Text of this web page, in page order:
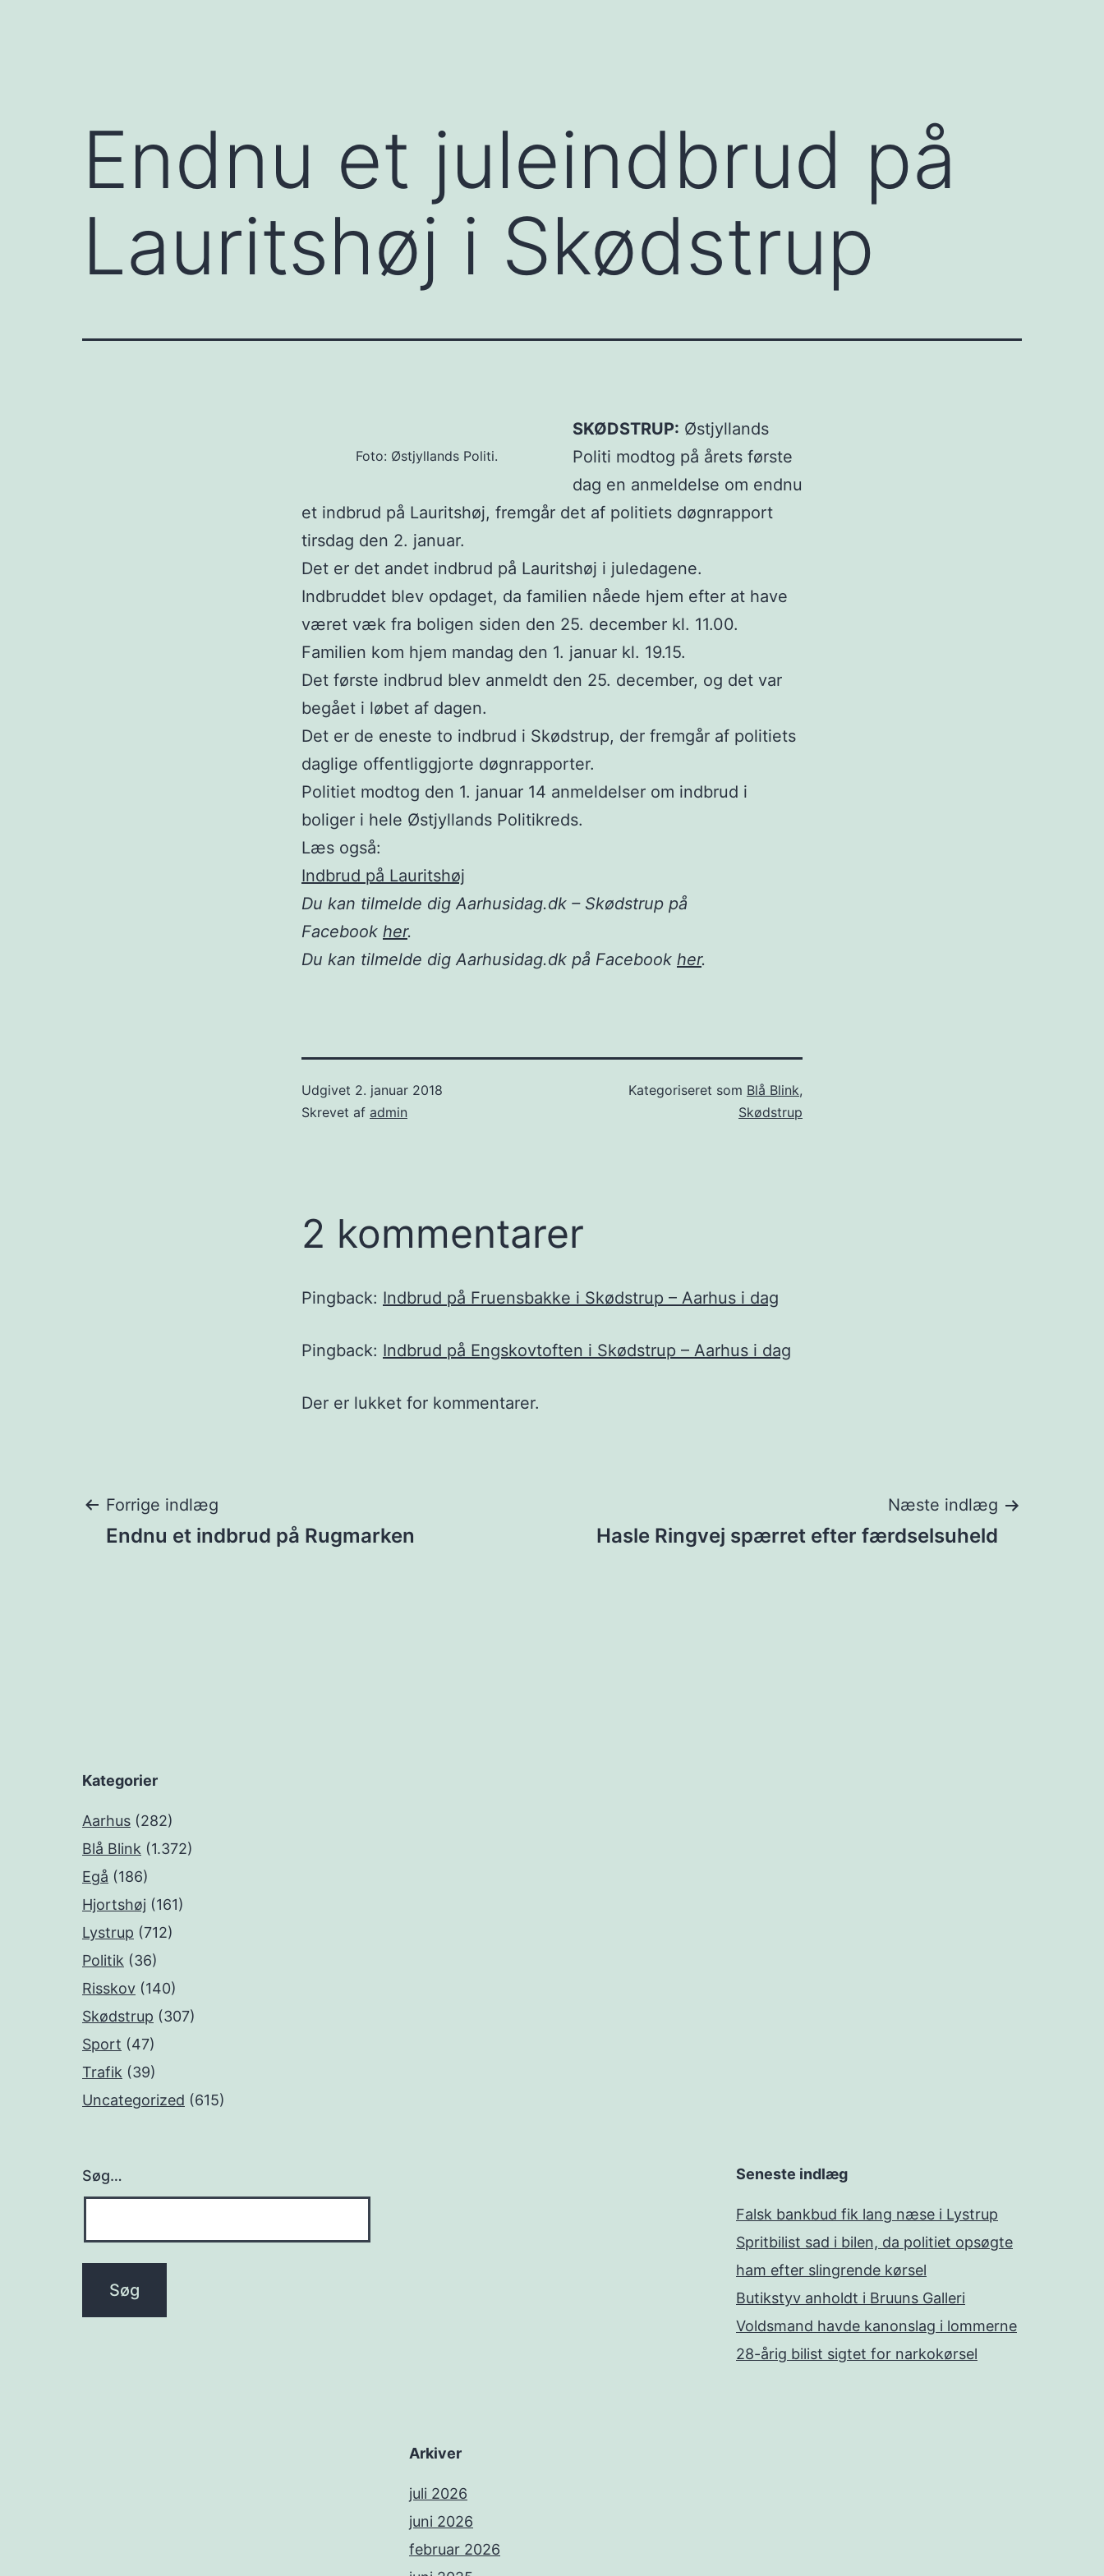
Endnu et juleindbrud på
Lauritshøj i Skødstrup
Foto: Østjyllands Politi.
SKØDSTRUP: Østjyllands
Politi modtog på årets første
dag en anmeldelse om endnu
et indbrud på Lauritshøj, fremgår det af politiets døgnrapport
tirsdag den 2. januar.
Det er det andet indbrud på Lauritshøj i juledagene.
Indbruddet blev opdaget, da familien nåede hjem efter at have
været væk fra boligen siden den 25. december kl. 11.00.
Familien kom hjem mandag den 1. januar kl. 19.15.
Det første indbrud blev anmeldt den 25. december, og det var
begået i løbet af dagen.
Det er de eneste to indbrud i Skødstrup, der fremgår af politiets
daglige offentliggjorte døgnrapporter.
Politiet modtog den 1. januar 14 anmeldelser om indbrud i
boliger i hele Østjyllands Politikreds.
Læs også:
Indbrud på Lauritshøj
Du kan tilmelde dig Aarhusidag.dk – Skødstrup på
Facebook her.
Du kan tilmelde dig Aarhusidag.dk på Facebook her.
Udgivet 2. januar 2018
Skrevet af admin
Kategoriseret som Blå Blink,
Skødstrup
2 kommentarer
Pingback: Indbrud på Fruensbakke i Skødstrup – Aarhus i dag
Pingback: Indbrud på Engskovtoften i Skødstrup – Aarhus i dag
Der er lukket for kommentarer.
Indlægsnavigation
Forrige indlæg
Endnu et indbrud på Rugmarken
Næste indlæg
Hasle Ringvej spærret efter færdselsuheld
Kategorier
Aarhus (282)
Blå Blink (1.372)
Egå (186)
Hjortshøj (161)
Lystrup (712)
Politik (36)
Risskov (140)
Skødstrup (307)
Sport (47)
Trafik (39)
Uncategorized (615)
Søg… Seneste indlæg
Falsk bankbud fik lang næse i Lystrup
Spritbilist sad i bilen, da politiet opsøgte
ham efter slingrende kørsel
Butikstyv anholdt i Bruuns Galleri
Voldsmand havde kanonslag i lommerne
28-årig bilist sigtet for narkokørsel
Arkiver
juli 2026
juni 2026
februar 2026